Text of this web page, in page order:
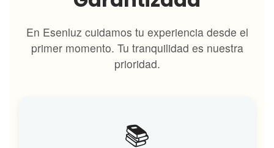
En Esenluz cuidamos tu experiencia desde el
primer momento. Tu tranquilidad es nuestra
prioridad.
📚